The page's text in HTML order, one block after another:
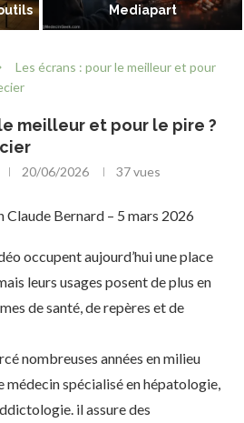
Mediapart
Les écrans : pour le meilleur et pour
meilleur et pour le pire ?
20/06/2026 37vues
Bernard – 5 mars 2026
occupent aujourd’hui une place
leurs usages posent de plus en
de santé, de repères et de
nombreuses années en milieu
médecin spécialisé en hépatologie,
il assure des